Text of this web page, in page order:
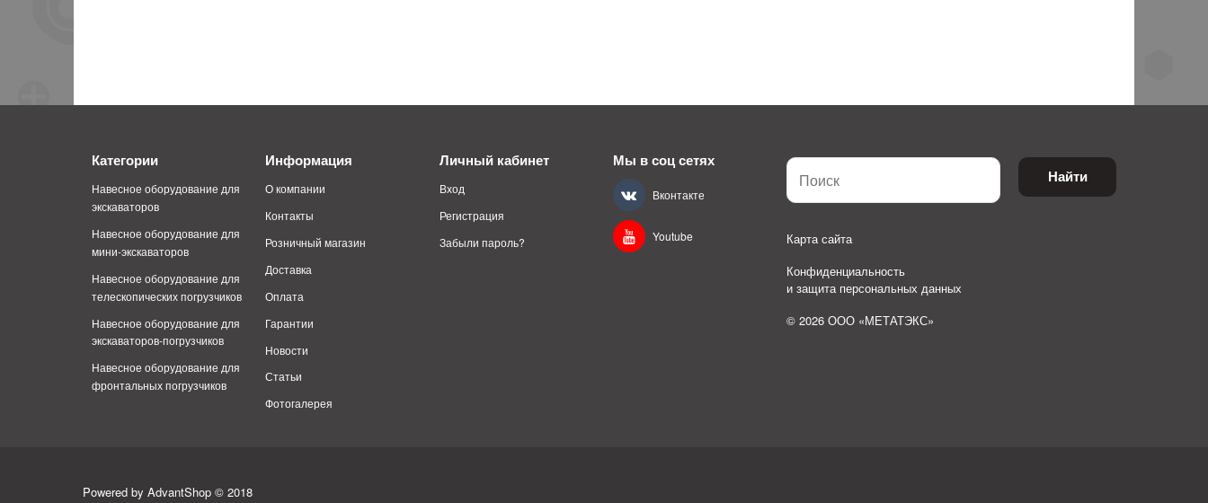
Категории
Навесное оборудование для
экскаваторов
Навесное оборудование для
мини-экскаваторов
Навесное оборудование для
телескопических погрузчиков
Навесное оборудование для
экскаваторов-погрузчиков
Навесное оборудование для
фронтальных погрузчиков
Информация
О компании
Контакты
Розничный магазин
Доставка
Оплата
Гарантии
Новости
Статьи
Фотогалерея
Личный кабинет
Вход
Регистрация
Забыли пароль?
Мы в соц сетях
Вконтакте
Youtube
Найти
Карта сайта
Конфиденциальность
и защита персональных данных
© 2026 ООО «МЕТАТЭКС»
Powered by AdvantShop © 2018